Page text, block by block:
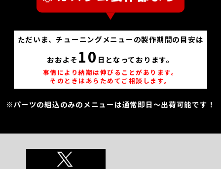
ただいま、チューニングメニューの製作期間の目安は
おおよそ 10 日となっております。
事情により納期は伸びることがあります。
そのときはあらためてご相談します。
※パーツの組込のみのメニューは通常即日～出荷可能です！